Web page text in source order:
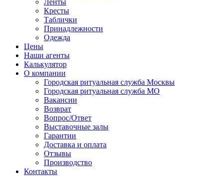
Ленты
Кресты
Таблички
Принадлежности
Одежда
Цены
Наши агенты
Калькулятор
О компании
Городская ритуальная служба Москвы
Городская ритуальная служба МО
Вакансии
Возврат
Вопрос/Ответ
Выставочные залы
Гарантии
Доставка и оплата
Отзывы
Производство
Контакты